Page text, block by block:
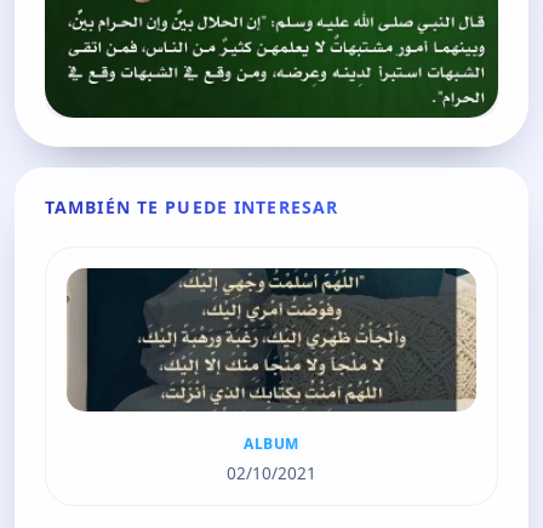
TAMBIÉN TE PUEDE INTERESAR
ALBUM
02/10/2021